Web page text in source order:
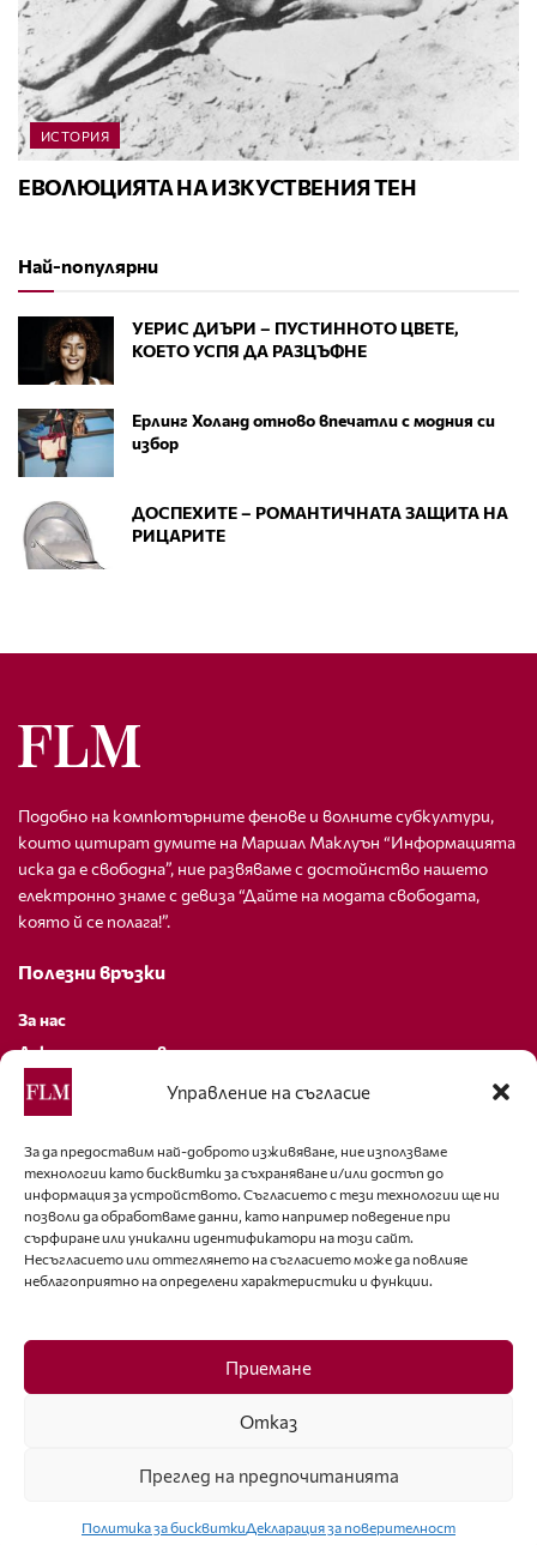
Управление на съгласие
За да предоставим най-доброто изживяване, ние използваме
технологии като бисквитки за съхраняване и/или достъп до
информация за устройството. Съгласието с тези технологии ще ни
позволи да обработваме данни, като например поведение при
сърфиране или уникални идентификатори на този сайт.
Несъгласието или оттеглянето на съгласието може да повлияе
неблагоприятно на определени характеристики и функции.
Приемане
Отказ
Преглед на предпочитанията
Политика за бисквиткиДекларация за поверителност
ИСТОРИЯ
ЕВОЛЮЦИЯТА НА ИЗКУСТВЕНИЯ ТЕН
Най-популярни
УЕРИС ДИЪРИ – ПУСТИННОТО ЦВЕТЕ,
КОЕТО УСПЯ ДА РАЗЦЪФНЕ
Ерлинг Холанд отново впечатли с модния си
избор
ДОСПЕХИТЕ – РОМАНТИЧНАТА ЗАЩИТА НА
РИЦАРИТЕ
Подобно на компютърните фенове и волните субкултури,
които цитират думите на Маршал Маклуън “Информацията
иска да е свободна”, ние развяваме с достойнство нашето
електронно знаме с девиза “Дайте на модата свободата,
която й се полага!”.
Полезни връзки
За нас
Декларация за поверителност
Политика за бисквитки
За контакти
editor@fashion-lifestyle.net
+359 88 227 33 47
Последвайте ни
Facebook
ISSN 1314-8915 Copyright © 2007-2025 Ot igla do konetz Ltd. & Fashion.bg